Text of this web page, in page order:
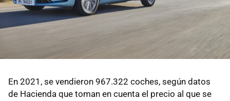
En 2021, se vendieron 967.322 coches, según datos
de Hacienda que toman en cuenta el precio al que se